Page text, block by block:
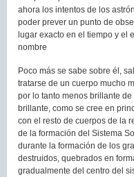
ahora los intentos de los
poder prever un punto de
lugar exacto en el tiempo y el
nombre
Poco más se sabe sobre él,
tratarse de un cuerpo mucho
por lo tanto menos brillante
brillante, como se cree en
con el resto de cuerpos de la
de la formación del Sistema
durante la formación de los
destruidos, quebrados en
gradualmente del centro del